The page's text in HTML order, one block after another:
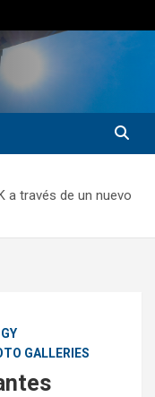
a través de un nuevo
GALLERIES